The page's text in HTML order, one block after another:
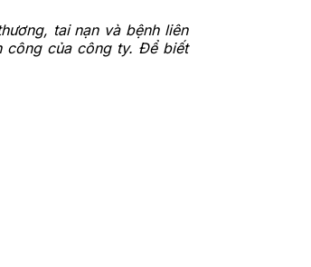
tai nạn và bệnh liên
công của công ty. Để biết